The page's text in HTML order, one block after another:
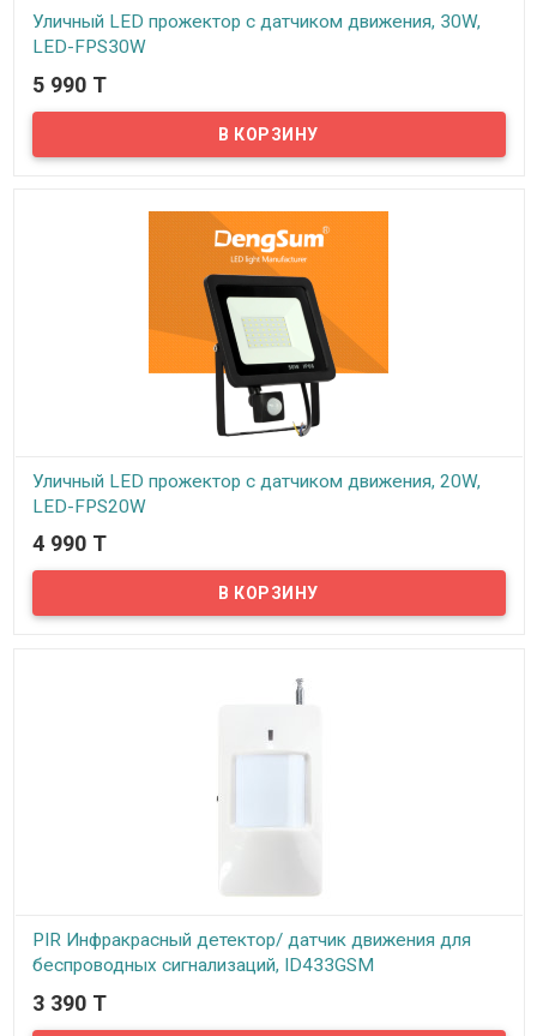
Уличный LED прожектор с датчиком движения, 30W,
LED-FPS30W
В наличии
Предлагаем уличные LED светодиодные прожекторы мощностью
30W для освещения всевозможных участков территории.
Применяются в частных домах, на приусадебных участках, дачах,
5 990 T
Уличный LED прожектор с датчиком движения, 20W,
LED-FPS20W
В наличии
Предлагаем уличные LED светодиодные прожекторы мощностью
20W для освещения всевозможных участков территории.
Применяются в частных домах, на приусадебных участках, дачах,
4 990 T
PIR Инфракрасный детектор/ датчик движения для
беспроводных сигнализаций, ID433GSM
В наличии
3 390 T